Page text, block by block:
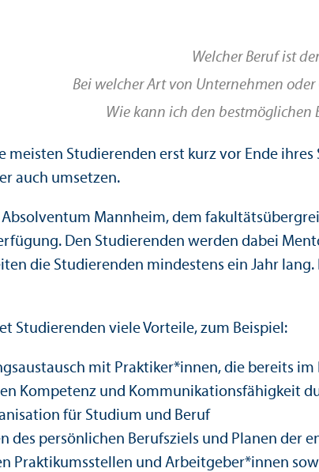
Welcher Beruf ist
Bei welcher Art von Unternehmen
Wie kann ich den bestmöglichen
meisten Studierenden erst kurz vor Ende
auch umsetzen.
Mannheim, dem
Den Studierenden werden dabei
die Studierenden mindestens ein Jahr
Studierenden viele Vorteile, zum Beispiel:
mit Praktiker*innen, die bereits
Kompetenz und Kommunikationsfähigkeit
für Studium und Beruf
des persönlichen Berufsziels und Planen der
Praktikumsstellen und Arbeitgeber*innen